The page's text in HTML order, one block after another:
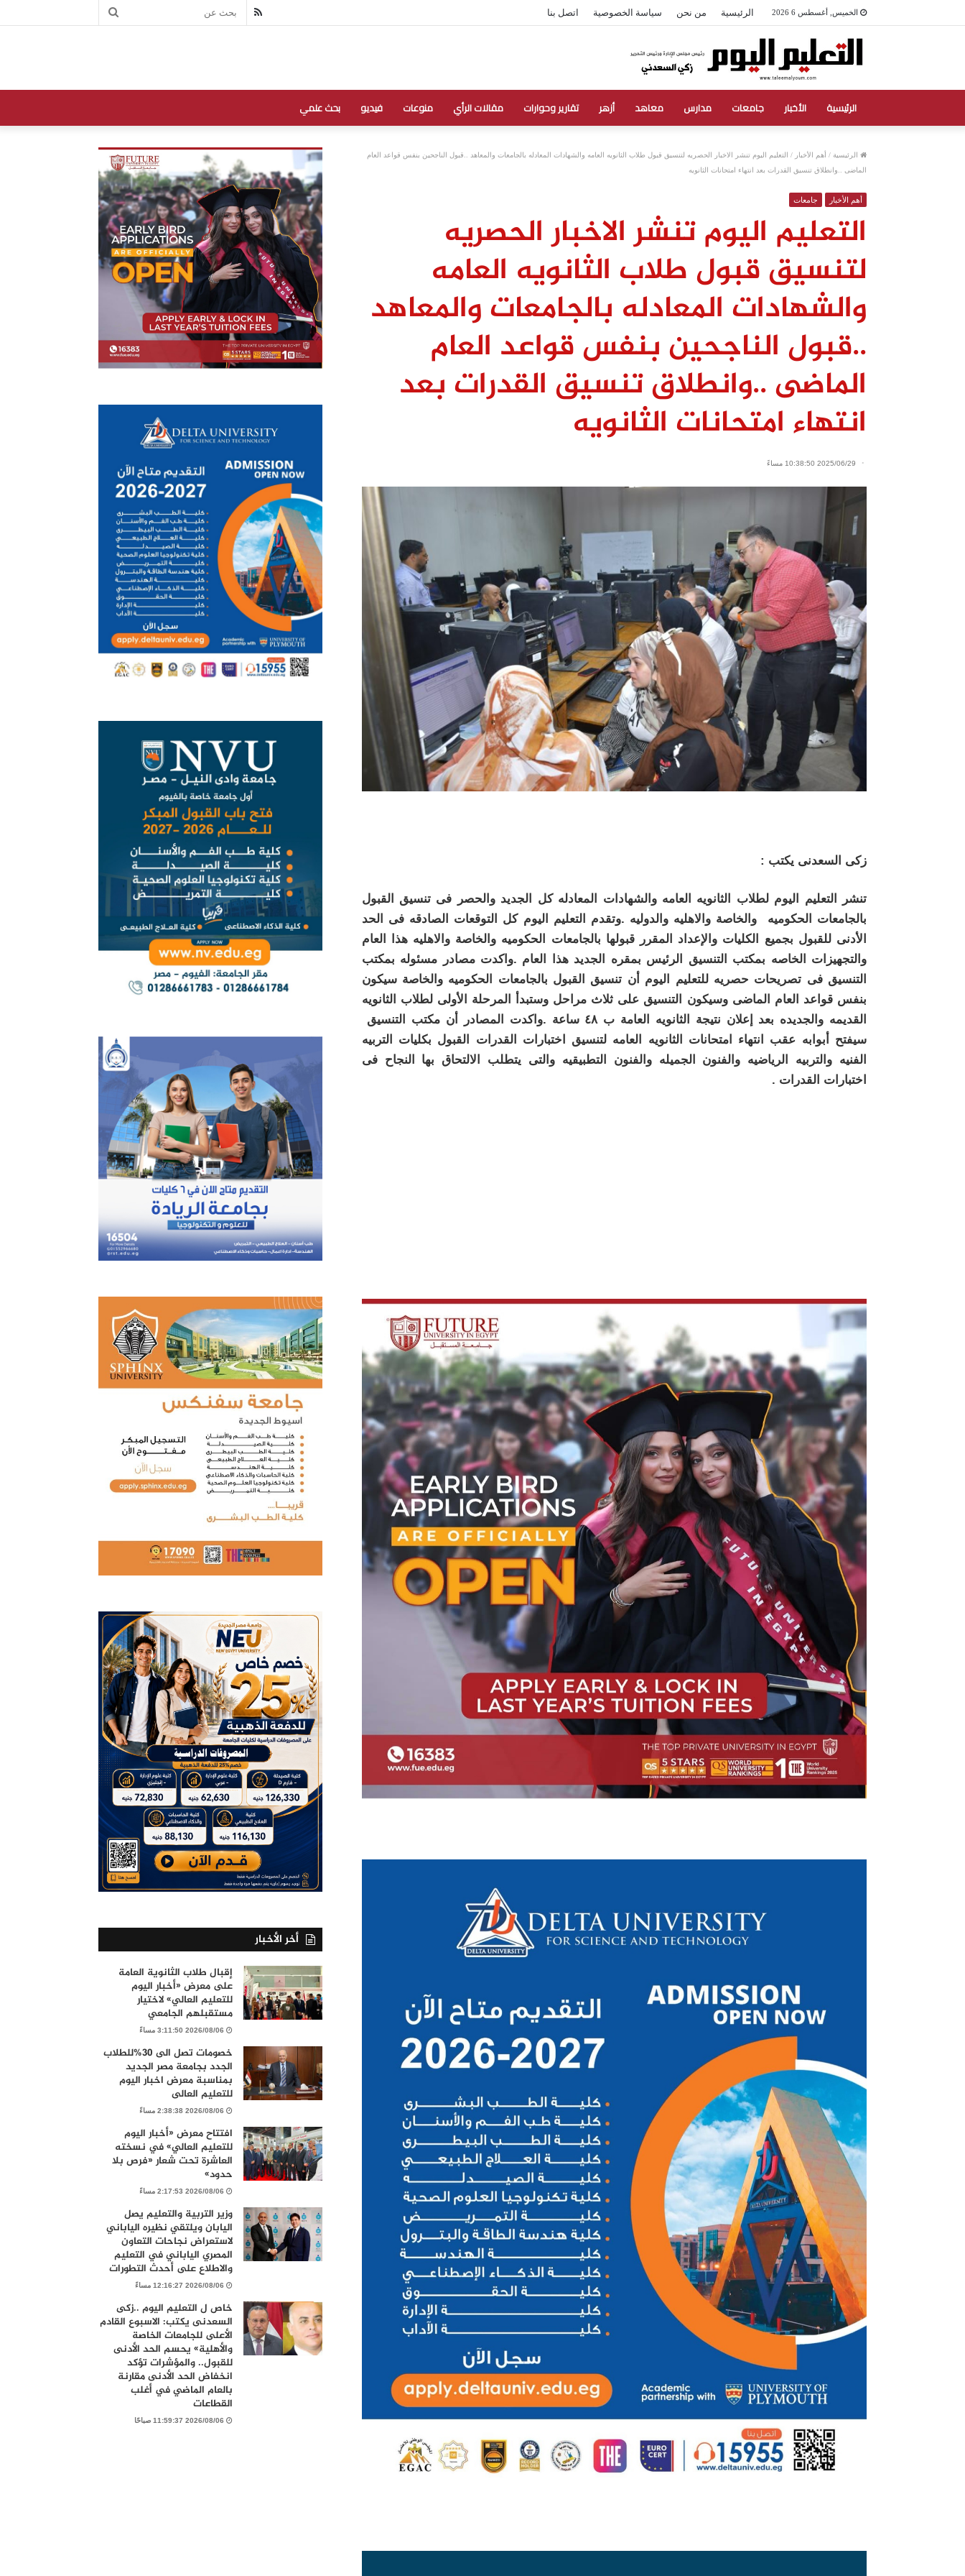
الخميس, أغسطس 6 2026 الرئيسية من نحن سياسة الخصوصية اتصل بنا بحث RSS
الرئيسية الأخبار جامعات مدارس معاهد أزهر تقارير وحوارات مقالات الرأي منوعات فيديو بحث علمي
الرئيسية / أهم الأخبار / التعليم اليوم تنشر الاخبار الحصريه لتنسيق قبول طلاب الثانويه العامه والشهادات المعادله بالجامعات والمعاهد ..قبول الناجحين بنفس قواعد العام
الماضى ..وانطلاق تنسيق القدرات بعد انتهاء امتحانات الثانويه
أهم الأخبار جامعات
التعليم اليوم تنشر الاخبار الحصريه
لتنسيق قبول طلاب الثانويه العامه
والشهادات المعادله بالجامعات والمعاهد
..قبول الناجحين بنفس قواعد العام
الماضى ..وانطلاق تنسيق القدرات بعد
انتهاء امتحانات الثانويه
2025/06/29 10:38:50 مساءً
زكى السعدنى يكتب :
تنشر التعليم اليوم لطلاب الثانويه العامه والشهادات المعادله كل الجديد والحصر فى تنسيق القبول
بالجامعات الحكوميه والخاصة والاهليه والدوليه .وتقدم التعليم اليوم كل التوقعات الصادقه فى الحد
الأدنى للقبول بجميع الكليات والإعداد المقرر قبولها بالجامعات الحكوميه والخاصة والاهليه هذا العام
والتجهيزات الخاصه بمكتب التنسيق الرئيس بمقره الجديد هذا العام .واكدت مصادر مسئوله بمكتب
التنسيق فى تصريحات حصريه للتعليم اليوم أن تنسيق القبول بالجامعات الحكوميه والخاصة سيكون
بنفس قواعد العام الماضى وسيكون التنسيق على ثلاث مراحل وستبدأ المرحلة الأولى لطلاب الثانويه
القديمه والجديده بعد إعلان نتيجة الثانويه العامة ب ٤٨ ساعة .واكدت المصادر أن مكتب التنسيق
سيفتح أبوابه عقب انتهاء امتحانات الثانويه العامه لتنسيق اختبارات القدرات القبول بكليات التربيه
الفنيه والتربيه الرياضيه والفنون الجميله والفنون التطبيقيه والتى يتطلب الالتحاق بها النجاح فى
اختبارات القدرات .
أخر الأخبار
إقبال طلاب الثانوية العامة
على معرض «أخبار اليوم
للتعليم العالي» لاختيار
مستقبلهم الجامعي
2026/08/06 3:11:50 مساءً
خصومات تصل الى 30%للطلاب
الجدد بجامعة مصر الجديد
بمناسبة معرض اخبار اليوم
للتعليم العالى
2026/08/06 2:38:38 مساءً
افتتاح معرض «أخبار اليوم
للتعليم العالي» في نسخته
العاشرة تحت شعار «فرص بلا
حدود»
2026/08/06 2:17:53 مساءً
وزير التربية والتعليم يصل
اليابان ويلتقي نظيره الياباني
لاستعراض نجاحات التعاون
المصري الياباني في التعليم
والاطلاع على أحدث التطورات
2026/08/06 12:16:27 مساءً
خاص ل التعليم اليوم ..زكى
السعدنى يكتب: الاسبوع القادم
الأعلى للجامعات الخاصة
والأهلية» يحسم الحد الأدنى
للقبول.. والمؤشرات تؤكد
انخفاض الحد الأدنى مقارنة
بالعام الماضي في أغلب
القطاعات
2026/08/06 11:59:37 صباحًا